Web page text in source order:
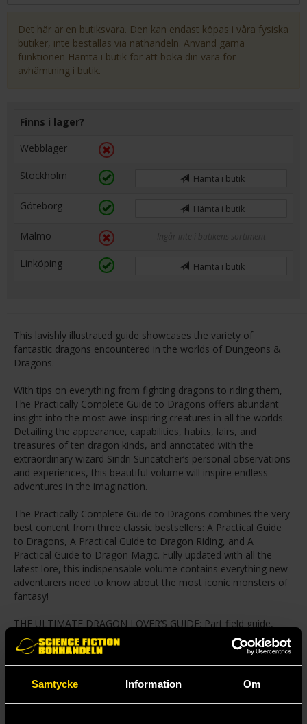
Samtycke Information Om
Det här är en butiksvara. Den kan endast köpas i våra fysiska
butiker, inte beställas via näthandeln. Använd gärna
funktionen Hämta i butik för att boka din vara för
avhämtning i butik.
Finns i lager?
Webblager
Stockholm Hämta i butik
Göteborg Hämta i butik
Malmö Ingår inte i butikens sortiment
Linköping Hämta i butik
This lavishly illustrated guide showcases the variety of
fantastic dragons encountered in the worlds of Dungeons &
Dragons.
With tips on everything from fighting dragons to riding them,
The Practically Complete Guide to Dragons offers abundant
insight into the most awe-inspiring creatures in all the worlds.
Detailing the appearance, capabilities, habits, lairs, and
treasures of ten dragon kinds, and annotated with the
extraordinary wizard Sindri Suncatcher’s personal observations
and experiences, this beautiful volume will inspire endless
adventures in the imagination.
The Practically Complete Guide to Dragons combines the very
best content from three classic bestsellers: A Practical Guide
to Dragons, A Practical Guide to Dragon Riding, and A
Practical Guide to Dragon Magic. Fully updated with all the
latest lore, this indispensable volume contains everything new
adventurers need to know about the most iconic monsters of
fantasy!
THE ULTIMATE DRAGON LOVER’S GUIDE: Part field guide,
part illustrated storybook, A Practically Complete Guide to
Dragons is a trustworthy resource for dragon lovers of all
ages, combining the best content from previous installments
in the Practical Guide series.
UNDISCOVERED LORE: Taken from the wizard Sindri
Suncatcher’s personal notebooks, this book offers fans a deep